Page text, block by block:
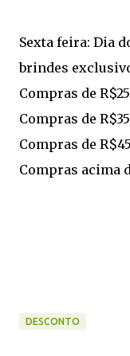
Sexta feira: Dia
brindes
Compras de
Compras de
Compras de
Compras acima
DESCONTO